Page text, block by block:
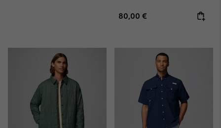
Regular price:
80,00 €